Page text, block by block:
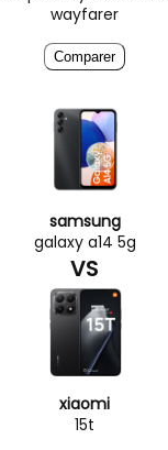
wayfarer
Comparer
samsung
galaxy a14 5g
VS
xiaomi
15t